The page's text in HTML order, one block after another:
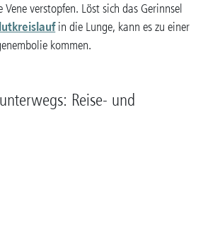
verstopfen. Löst sich das Gerinnsel
in die Lunge, kann es zu einer
kommen.
Reise- und